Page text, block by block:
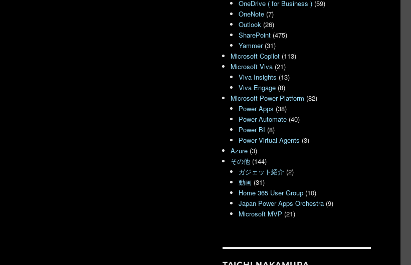
OneDrive ( for Business ) (59)
OneNote (7)
Outlook (26)
SharePoint (475)
Yammer(31)
Microsoft Copilot (113)
Microsoft Viva (21)
Viva Insights (13)
Viva Engage (8)
Microsoft Power Platform (82)
Power Apps (38)
Power Automate (40)
Power BI (8)
Power Virtual Agents (3)
Azure (3)
その他 (144)
ガジェット紹介 (2)
動画 (31)
Home 365 User Group (10)
Japan Power Apps Orchestra (9)
Microsoft MVP (21)